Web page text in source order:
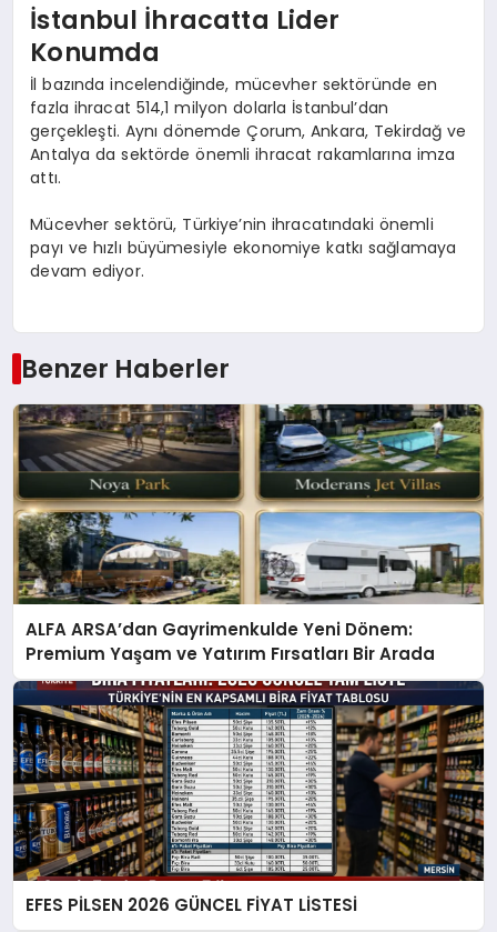
İstanbul İhracatta Lider
Konumda
İl bazında incelendiğinde, mücevher sektöründe en
fazla ihracat 514,1 milyon dolarla İstanbul’dan
gerçekleşti. Aynı dönemde Çorum, Ankara, Tekirdağ ve
Antalya da sektörde önemli ihracat rakamlarına imza
attı.
Mücevher sektörü, Türkiye’nin ihracatındaki önemli
payı ve hızlı büyümesiyle ekonomiye katkı sağlamaya
devam ediyor.
Benzer Haberler
ALFA ARSA’dan Gayrimenkulde Yeni Dönem:
Premium Yaşam ve Yatırım Fırsatları Bir Arada
EFES PİLSEN 2026 GÜNCEL FİYAT LİSTESİ